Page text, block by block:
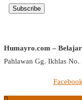
Humayro.com –
Pahlawan Gg. Ikhlas No.
Facebook